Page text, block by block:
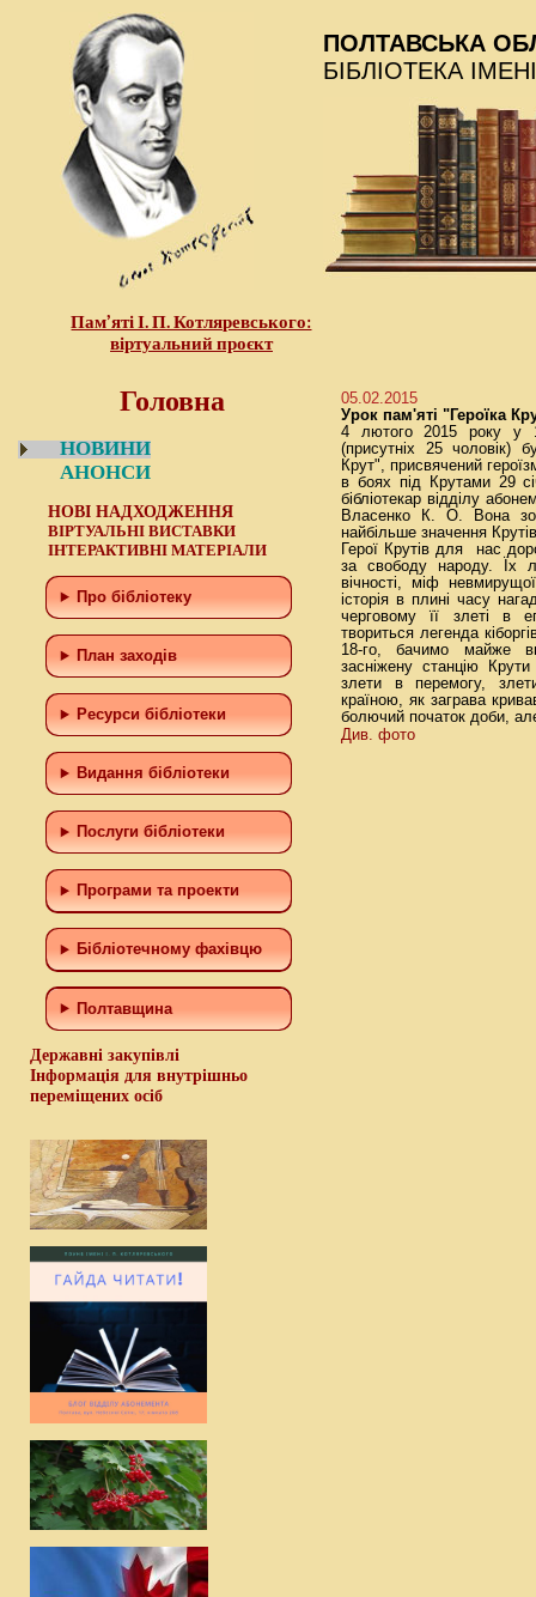
Пам’яті І. П. Котляревського:
віртуальний проєкт
ПОЛТАВСЬКА
БІБЛІОТЕКА
Головна
НОВИНИ
АНОНСИ
НОВІ НАДХОДЖЕННЯ
ВІРТУАЛЬНІ ВИСТАВКИ
ІНТЕРАКТИВНІ МАТЕРІАЛИ
Про бібліотеку
План заходів
Ресурси бібліотеки
Видання бібліотеки
Послуги бібліотеки
Програми та проекти
Бiблiотечному фахiвцю
Полтавщина
Державні закупівлі
Інформація для внутрішньо
переміщених осіб
05.02.2015
Урок пам'яті "Героїка
4 лютого 2015 року у
(присутніх 25 чоловік)
Крут", присвячений
в боях під Крутами 29
бібліотекар відділу
Власенко К. О. Вона
найбільше значення
Герої Крутів для нас
за свободу народу. Їх
вічності, міф
історія в плині часу
черговому її злеті в
твориться легенда
18-го, бачимо майже
засніжену станцію
злети в перемогу,
країною, як заграва
болючий початок доби, але
Див. фото